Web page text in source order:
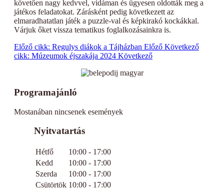
követően nagy kedvvel, vidáman és ügyesen oldották meg a
játékos feladatokat. Zárásként pedig következett az
elmaradhatatlan játék a puzzle-val és képkirakó kockákkal.
Várjuk őket vissza tematikus foglalkozásainkra is.
Előző cikk: Regulys diákok a Tájházban Előző Következő
cikk: Múzeumok éjszakája 2024 Következő
Programajánló
Mostanában nincsenek események
Nyitvatartás
Hétfő
10:00 - 17:00
Kedd
10:00 - 17:00
Szerda
10:00 - 17:00
Csütörtök 10:00 - 17:00